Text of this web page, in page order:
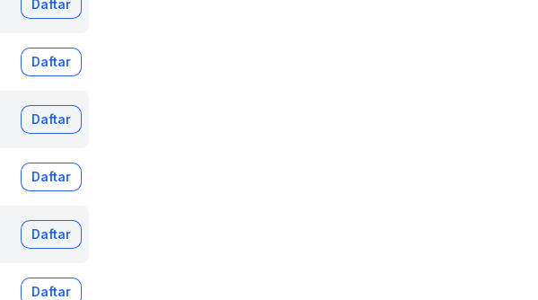
Daftar
Daftar
Daftar
Daftar
Daftar
Daftar